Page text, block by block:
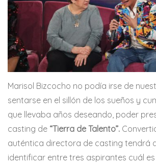
Marisol Bizcocho no podía irse de
sentarse en el sillón de los sueños y
que llevaba años deseando, poder
casting de “Tierra de Talento”.
auténtica directora de casting tendrá
identificar entre tres aspirantes cuál